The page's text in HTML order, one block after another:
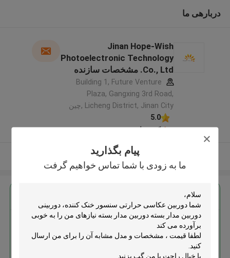
پیام بگذارید
ما به زودی با شما تماس خواهیم گرفت
دربارهی ما
Jinan Hope-Wish
Photoelectronic Technology
Co., Ltd. مشخصات سازنده
Building 1, Future Venture
Plaza, Gangxing 3rd Road,
Licheng District, Jinan City ,چین
5.0
کننده تایید شده
بیشتر ببینید
کننده، دوربینی دوربین مدار بسته